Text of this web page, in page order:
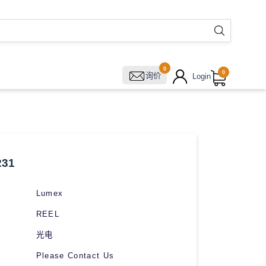
0
询价 Login 0
Lumex
REEL
光电
Please Contact Us